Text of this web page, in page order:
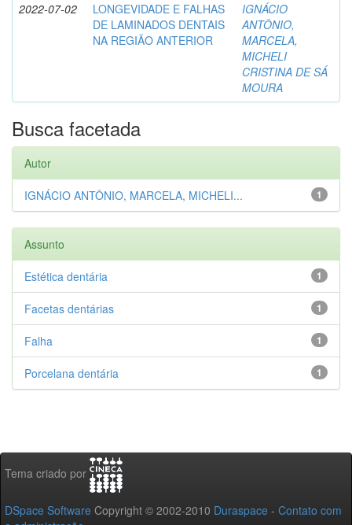
2022-07-02
LONGEVIDADE E FALHAS
DE LAMINADOS DENTAIS
NA REGIÃO ANTERIOR
IGNÁCIO
ANTÔNIO,
MARCELA,
MICHELI
CRISTINA DE SÁ
MOURA
Busca facetada
Autor
1
IGNÁCIO ANTÔNIO, MARCELA, MICHELI...
Assunto
1
Estética dentária
1
Facetas dentárias
1
Falha
1
Porcelana dentária
Tema criado por
DSpace Software Copyright © 2002-2010 Duraspace - Contato com